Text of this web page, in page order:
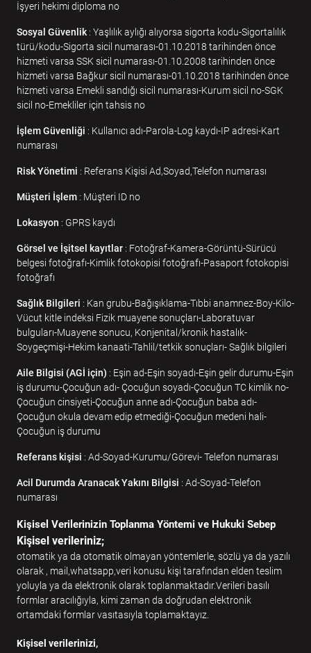
İşyeri hekimi diploma no
Sosyal Güvenlik: Yaşlılık aylığı alıyorsa sigorta kodu-Sigortalılık
türü/kodu-Sigorta sicil numarası-01.10.2018 tarihinden önce
hizmeti varsa SSK sicil numarası-01.10.2008 tarihinden önce
hizmeti varsa Bağkur sicil numarası-01.10.2018 tarihinden önce
hizmeti varsa Emekli sandığı sicil numarası-Kurum sicil no-SGK
sicil no-Emekliler için tahsis no
İşlem Güvenliği : Kullanıcı adı-Parola-Log kaydı-IP adresi-Kart
numarası
Risk Yönetimi : Referans Kişisi Ad,Soyad,Telefon numarası
Müşteri İşlem : Müşteri ID no
Lokasyon : GPRS kaydı
Görsel ve İşitsel kayıtlar : Fotoğraf-Kamera-Görüntü-Sürücü
belgesi fotoğrafı-Kimlik fotokopisi fotoğrafı-Pasaport fotokopisi
fotoğrafı
Sağlık Bilgileri : Kan grubu-Bağışıklama-Tıbbi anamnez-Boy-Kilo-
Vücut kitle indeksi Fizik muayene sonuçları-Laboratuvar
bulguları-Muayene sonucu, Konjenital/kronik hastalık-
Soygeçmişi-Hekim kanaati-Tahlil/tetkik sonuçları- Sağlık bilgileri
Aile Bilgisi (AGİ için) : Eşin ad-Eşin soyadı-Eşin gelir durumu-Eşin
iş durumu-Çocuğun adı- Çocuğun soyadı-Çocuğun TC kimlik no-
Çocuğun cinsiyeti-Çocuğun anne adı-Çocuğun baba adı-
Çocuğun okula devam edip etmediği-Çocuğun medeni hali-
Çocuğun iş durumu
Referans kişisi : Ad-Soyad-Kurumu/Görevi- Telefon numarası
Acil Durumda Aranacak Yakını Bilgisi : Ad-Soyad-Telefon
numarası
Kişisel Verilerinizin Toplanma Yöntemi ve Hukuki Sebep
Kişisel verileriniz;
otomatik ya da otomatik olmayan yöntemlerle, sözlü ya da yazılı
olarak , mail,whatsapp,veri konusu kişi tarafından elden teslim
yoluyla ya da elektronik olarak toplanmaktadır.Verileri basılı
formlar aracılığıyla, kimi zaman da doğrudan elektronik
ortamdaki formlar vasıtasıyla toplamaktayız.
Kişisel verilerinizi,